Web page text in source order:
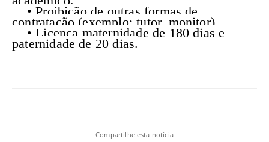
• Proibição de outras formas de
contratação (exemplo: tutor, monitor).
• Licença maternidade de 180 dias e
paternidade de 20 dias.
Compartilhe esta notícia